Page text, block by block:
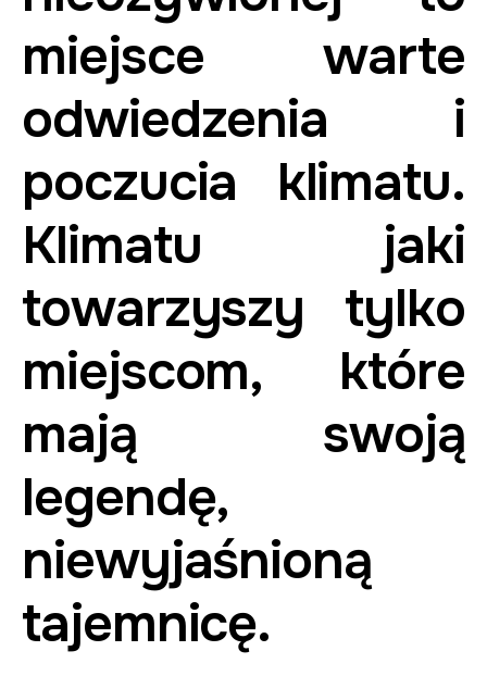
miejsce warte
odwiedzenia i
poczucia klimatu.
Klimatu jaki
towarzyszy tylko
miejscom, które
mają swoją
legendę,
niewyjaśnioną
tajemnicę.